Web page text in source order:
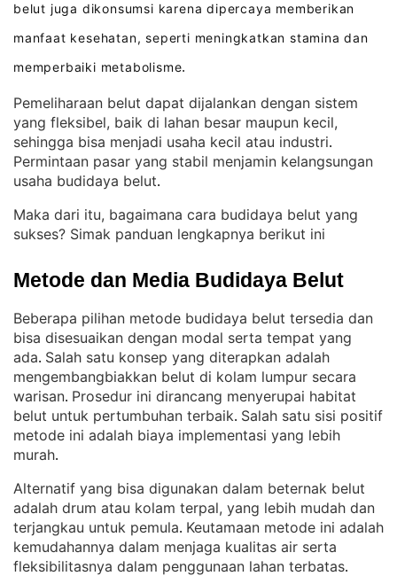
belut juga dikonsumsi karena dipercaya memberikan
manfaat kesehatan, seperti meningkatkan stamina dan
memperbaiki metabolisme.
Pemeliharaan belut dapat dijalankan dengan sistem
yang fleksibel, baik di lahan besar maupun kecil,
sehingga bisa menjadi usaha kecil atau industri
Permintaan pasar yang stabil menjamin kelangsungan
usaha budidaya belut.
Maka dari itu, bagaimana cara budidaya belut yang
sukses? Simak panduan lengkapnya berikut ini
Metode dan Media Budidaya Belut
Beberapa pilihan metode budidaya belut tersedia dan
bisa disesuaikan dengan modal serta tempat yang
ada. Salah satu konsep yang diterapkan adalah
mengembangbiakkan belut di kolam lumpur secara
warisan. Prosedur ini dirancang menyerupai habitat
belut untuk pertumbuhan terbaik. Salah satu sisi positif
metode ini adalah biaya implementasi yang lebih
murah.
Alternatif yang bisa digunakan dalam beternak belut
adalah drum atau kolam terpal, yang lebih mudah dan
terjangkau untuk pemula. Keutamaan metode ini adalah
kemudahannya dalam menjaga kualitas air serta
fleksibilitasnya dalam penggunaan lahan terbatas